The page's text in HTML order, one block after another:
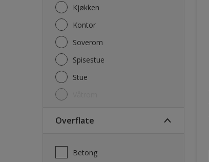
Kjøkken
Kontor
Soverom
Spisestue
Stue
Overflate
Betong